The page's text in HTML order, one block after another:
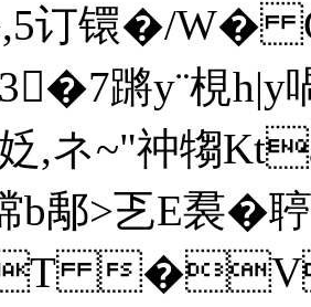
订镮�/W�
蹡y¨梘
姂,ネ~"祌犓
b鄅>乤E裠�
�VU